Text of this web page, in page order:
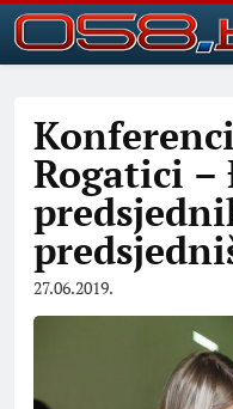
Rogatici –
27.06.2019.